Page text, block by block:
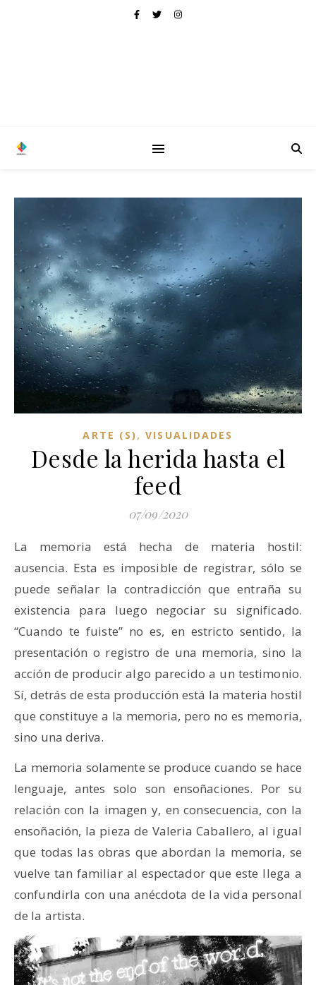
ARTE (S) ,VISUALIDADES
Desde la herida hasta el
feed
07/09/2020
La memoria está hecha de materia hostil:
ausencia. Esta es imposible de registrar, sólo se
puede señalar la contradicción que entraña su
existencia para luego negociar su significado.
“Cuando te fuiste” no es, en estricto sentido, la
presentación o registro de una memoria, sino la
acción de producir algo parecido a un testimonio.
Sí, detrás de esta producción está la materia hostil
que constituye a la memoria, pero no es memoria,
sino una deriva.
La memoria solamente se produce cuando se hace
lenguaje, antes solo son ensoñaciones. Por su
relación con la imagen y, en consecuencia, con la
ensoñación, la pieza de Valeria Caballero, al igual
que todas las obras que abordan la memoria, se
vuelve tan familiar al espectador que este llega a
confundirla con una anécdota de la vida personal
de la artista.